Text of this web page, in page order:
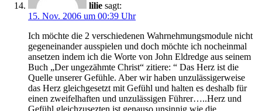
lilie sagt:
15. Nov. 2006 um 00:39 Uhr
Ich möchte die 2 verschiedenen Wahrnehmungsmodule nicht
gegeneinander ausspielen und doch möchte ich nocheinmal
ansetzen indem ich die Worte von John Eldredge aus seinem
Buch „Der ungezähmte Christ“ zitiere: “ Das Herz ist die
Quelle unserer Gefühle. Aber wir haben unzulässigerweise
das Herz gleichgesetzt mit Gefühl und halten es deshalb für
einen zweifelhaften und unzulässigen Führer…..Herz und
Gefühl gleichzusezten ist genauso unsinnig wie die